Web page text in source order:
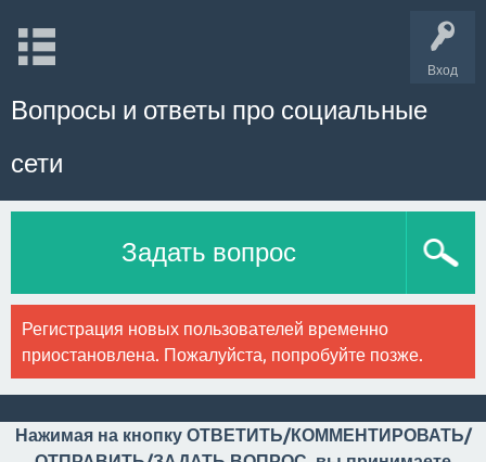
Вход
Вопросы и ответы про социальные
сети
Задать вопрос
Регистрация новых пользователей временно
приостановлена. Пожалуйста, попробуйте позже.
Нажимая на кнопку ОТВЕТИТЬ/КОММЕНТИРОВАТЬ/